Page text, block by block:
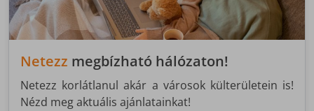
Netezz megbízható hálózaton!
Netezz korlátlanul akár a városok külterületein is!
Nézd meg aktuális ajánlatainkat!